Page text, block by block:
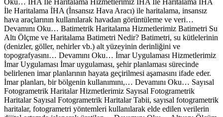
Oku… İHA İle Haritalama Hizmetlerimiz İHA İle Haritalama İHA
İle Haritalama İHA (İnsansız Hava Aracı) ile haritalama, insansız
hava araçlarının kullanılarak havadan görüntüleme ve veri…
Devamını Oku… Batimetrik Haritalama Hizmetlerimiz Batimetri Su
Altı Ölçme ve Haritalama Batimetri Nedir? Batimetri, su kütlelerinin
(denizler, göller, nehirler vb.) alt yüzeyinin derinliğini ve
topografyasını… Devamını Oku… İmar Uygulaması Hizmetlerimiz
İmar Uygulaması İmar uygulaması, şehir planlaması sürecinde
belirlenen imar planlarının hayata geçirilmesi aşamasını ifade eder.
İmar planları, bir bölgenin kullanımını,… Devamını Oku… Sayısal
Fotogrametrik Haritalar Hizmetlerimiz Sayısal Fotogrametrik
Haritalar Sayısal Fotogrametrik Haritalar Tabii, sayısal fotogrametrik
haritalar, fotogrametri yöntemleri kullanılarak elde edilen verilerin